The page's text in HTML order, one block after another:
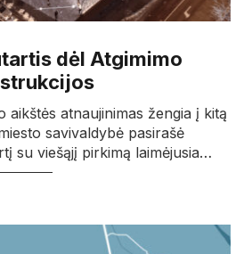
dėl Atgimimo
aikštės atnaujinimas žengia į kitą
savivaldybė pasirašė
su viešąjį pirkimą laimėjusia…